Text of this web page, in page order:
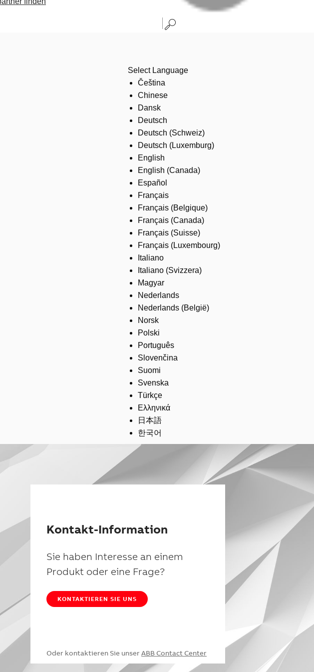
Select Language
Čeština
Chinese
Dansk
Deutsch
Deutsch (Schweiz)
Deutsch (Luxemburg)
English
English (Canada)
Español
Français
Français (Belgique)
Français (Canada)
Français (Suisse)
Français (Luxembourg)
Italiano
Italiano (Svizzera)
Magyar
Nederlands
Nederlands (België)
Norsk
Polski
Português
Slovenčina
Suomi
Svenska
Türkçe
Ελληνικά
日本語
한국어
Kontakt-Information
Sie haben Interesse an einem
Produkt oder eine Frage?
KONTAKTIEREN SIE UNS
Oder kontaktieren Sie unser ABB Contact Center